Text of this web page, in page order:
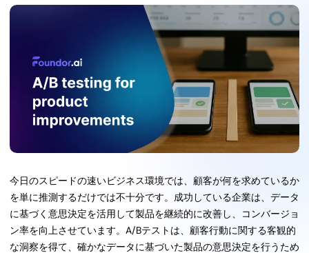
今日のスピードの速いビジネス環境では、顧客が何を求めているか
を単に推測するだけでは不十分です。成功している企業は、データ
に基づく意思決定を活用して製品を継続的に改善し、コンバージョ
ン率を向上させています。A/Bテストは、顧客行動に関する客観的
な洞察を得て、確かなデータに基づいた製品の意思決定を行うため